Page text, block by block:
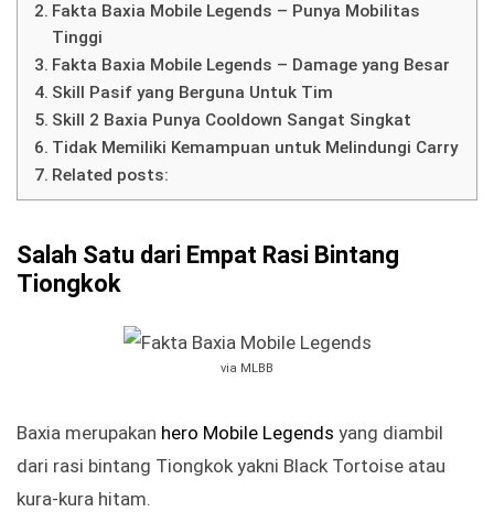
Fakta Baxia Mobile Legends – Punya Mobilitas
Tinggi
Fakta Baxia Mobile Legends – Damage yang Besar
Skill Pasif yang Berguna Untuk Tim
Skill 2 Baxia Punya Cooldown Sangat Singkat
Tidak Memiliki Kemampuan untuk Melindungi Carry
Related posts:
Salah Satu dari Empat Rasi Bintang
Tiongkok
via MLBB
Baxia merupakan hero Mobile Legends yang diambil
dari rasi bintang Tiongkok yakni Black Tortoise atau
kura-kura hitam.